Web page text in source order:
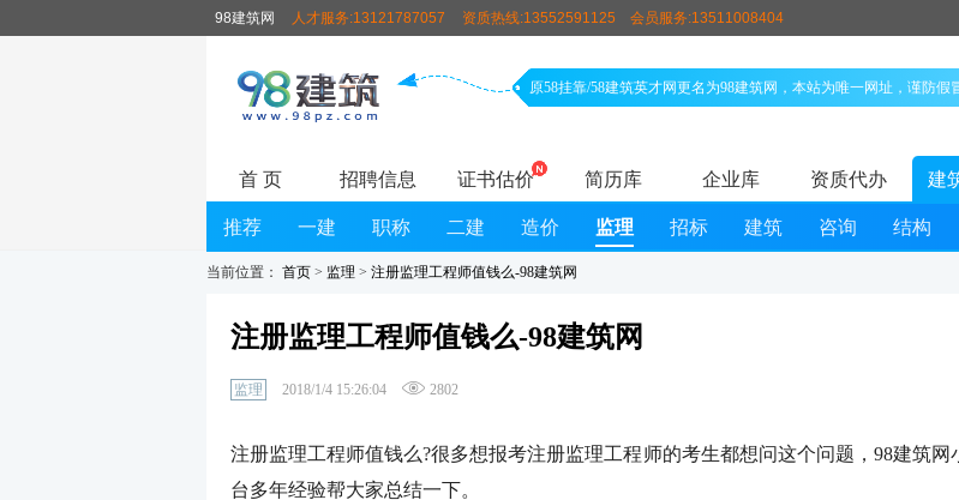
98建筑网 人才服务:13121787057 资质热线:13552591125 会员服务:13511008404
原58挂靠/58建筑英才网更名为98建筑网，本站为唯一网址，谨防假
首 页 招聘信息 证书估价 简历库 企业库 资质代办 建
推荐 一建 职称 二建 造价 监理 招标 建筑 咨询 结构
当前位置： 首页 > 监理 > 注册监理工程师值钱么-98建筑网
注册监理工程师值钱么-98建筑网
监理 2018/1/4 15:26:04 2802
注册监理工程师值钱么?很多想报考注册监理工程师的考生都想问这个问题，98建筑网
台多年经验帮大家总结一下。